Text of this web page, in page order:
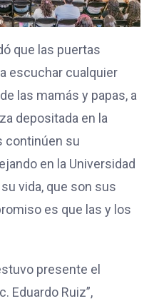
que las puertas
escuchar cualquier
las mamás y papas, a
depositada en la
continúen su
en la Universidad
vida, que son sus
es que las y los
presente el
Eduardo Ruiz”,